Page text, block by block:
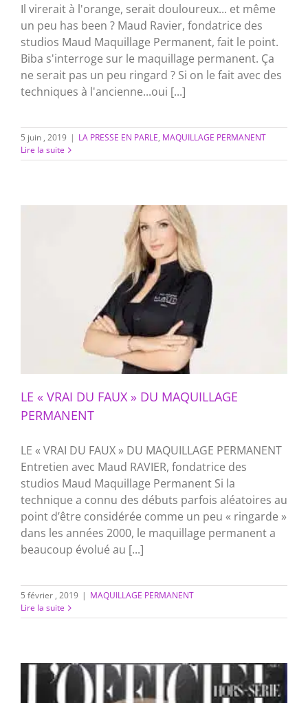
Il virerait à l'orange, serait douloureux... et même
un peu has been ? Maud Ravier, fondatrice des
studios Maud Maquillage Permanent, fait le point.
Biba s'interroge sur le maquillage permanent. Ça
ne serait pas un peu ringard ? Si on le fait avec des
techniques à l'ancienne...oui [...]
5 juin , 2019 | LA PRESSE EN PARLE, MAQUILLAGE PERMANENT
Lire la suite
LE « VRAI DU FAUX » DU MAQUILLAGE
PERMANENT
LE « VRAI DU FAUX » DU MAQUILLAGE PERMANENT
Entretien avec Maud RAVIER, fondatrice des
studios Maud Maquillage Permanent Si la
technique a connu des débuts parfois aléatoires au
point d’être considérée comme un peu « ringarde »
dans les années 2000, le maquillage permanent a
beaucoup évolué au [...]
5 février , 2019 | MAQUILLAGE PERMANENT
Lire la suite